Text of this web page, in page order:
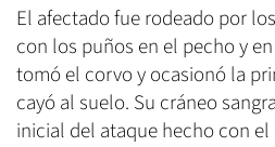
El afectado fue rodeado por
con los puños en el pecho y
tomó el corvo y ocasionó la
cayó al suelo. Su cráneo
inicial del ataque hecho con el